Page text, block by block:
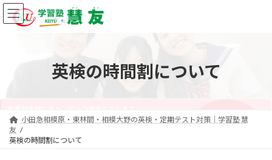
コ
ン
ナ
ビ
英検の時間割について
小田急相模原・東林間・相模大野の英検・定期テスト対策｜学習塾 慧
友
英検の時間割について